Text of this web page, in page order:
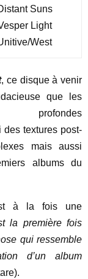
Suns
Light
West
, ce disque à venir
que les
profondes
textures post-
mais aussi
albums du
à la fois une
la première fois
qui ressemble
d’un album